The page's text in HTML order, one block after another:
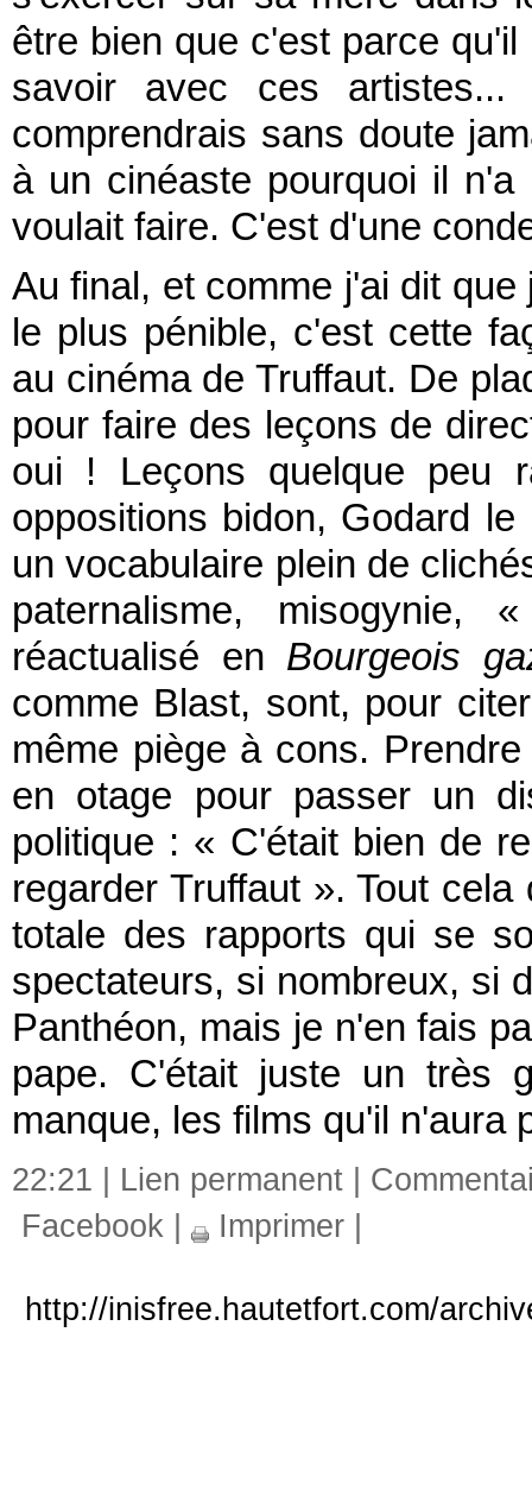
être bien que c'est parce
savoir avec ces
comprendrais sans doute
à un cinéaste pourquoi il
voulait faire. C'est d'une
Au final, et comme j'ai dit
le plus pénible, c'est cette
au cinéma de Truffaut. De
pour faire des leçons de
oui ! Leçons quelque peu
oppositions bidon, Godard
un vocabulaire plein de
paternalisme, misogynie,
réactualisé en Bourgeois
comme Blast, sont, pour
même piège à cons.
en otage pour passer un
politique : « C'était bien de
regarder Truffaut ». Tout
totale des rapports qui se
spectateurs, si nombreux, si
Panthéon, mais je n'en fais
pape. C'était juste un très
manque, les films qu'il n'aura
22:21 | Lien permanent
Facebook
Imprimer
http://inisfree.hautetfort.com/